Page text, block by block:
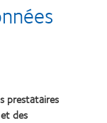
prestataires
des